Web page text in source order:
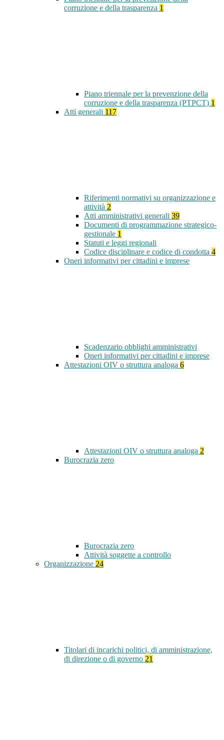
corruzione e della trasparenza 1
Piano triennale per la prevenzione della
corruzione e della trasparenza (PTPCT) 1
Atti generali 117
Riferimenti normativi su organizzazione e
attività 2
Atti amministrativi generali 39
Documenti di programmazione strategico-
gestionale 1
Statuti e leggi regionali
Codice disciplinare e codice di condotta 4
Oneri informativi per cittadini e imprese
Scadenzario obblighi amministrativi
Oneri informativi per cittadini e imprese
Attestazioni OIV o struttura analoga 6
Attestazioni OIV o struttura analoga 2
Burocrazia zero
Burocrazia zero
Attività soggette a controllo
Organizzazione 24
Titolari di incarichi politici, di amministrazione,
di direzione o di governo 21